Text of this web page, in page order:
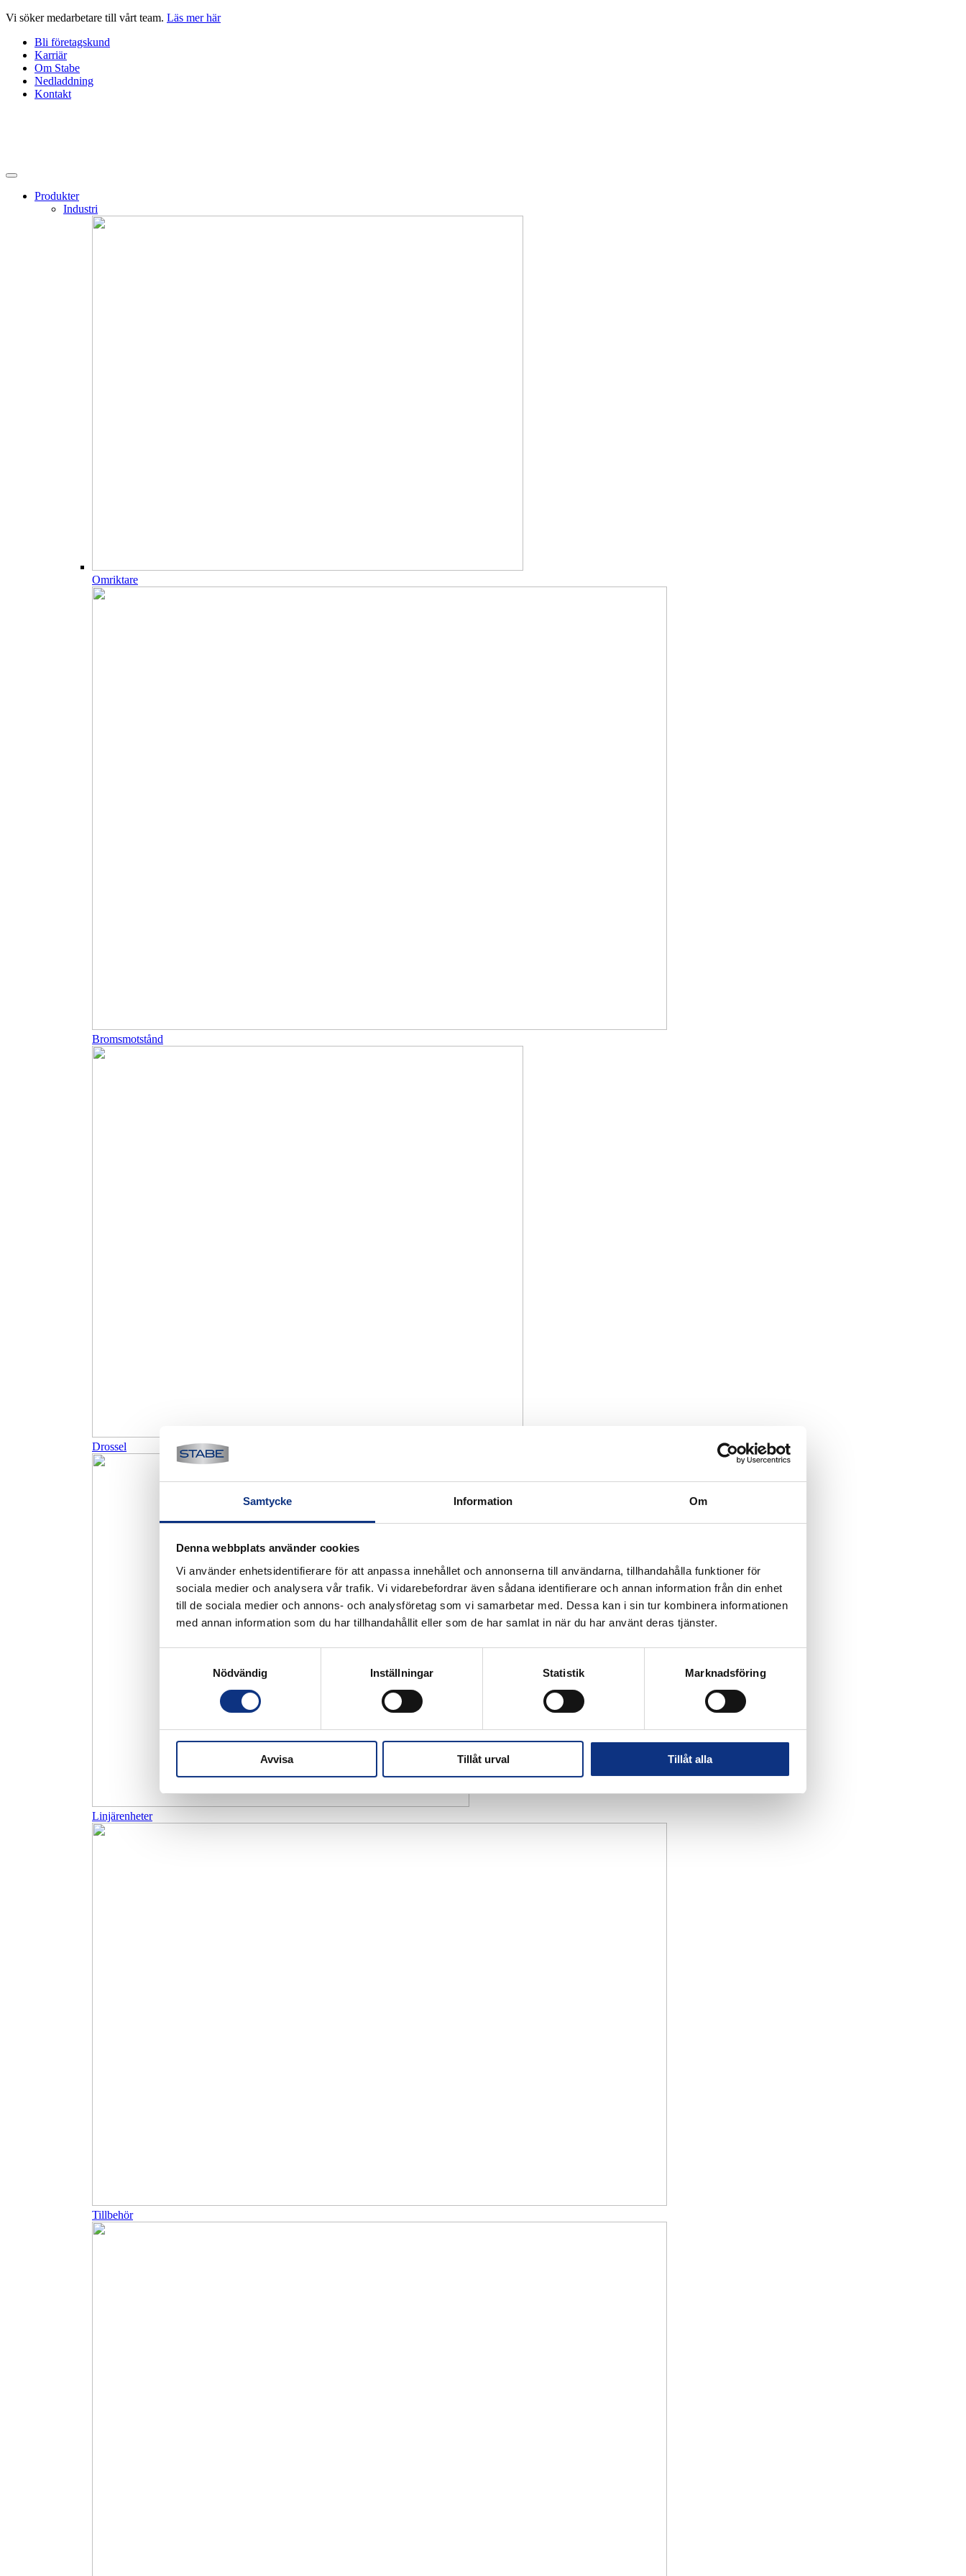
Samtycke Information Om
Denna webbplats använder cookies
Vi använder enhetsidentifierare för att anpassa innehållet och annonserna till användarna, tillhandahålla funktioner för
sociala medier och analysera vår trafik. Vi vidarebefordrar även sådana identifierare och annan information från din enhet
till de sociala medier och annons- och analysföretag som vi samarbetar med. Dessa kan i sin tur kombinera informationen
med annan information som du har tillhandahållit eller som de har samlat in när du har använt deras tjänster.
Nödvändig
Inställningar Statistik Marknadsföring
Avvisa Tillåt urval Tillåt alla
Hoppa
innehåll
Vi söker medarbetare till vårt team. Läs mer här
Bli företagskund
Karriär
Om Stabe
Nedladdning
Kontakt
Produkter
Industri
Omriktare
Bromsmotstånd
Drossel
Linjärenheter
Tillbehör